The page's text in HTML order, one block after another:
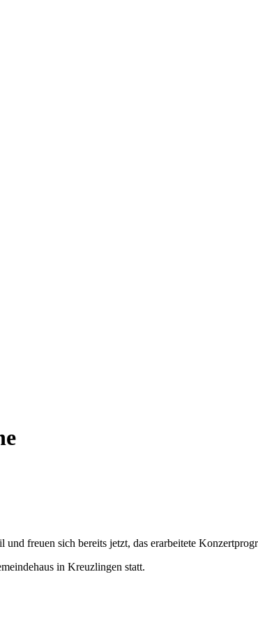
freuen sich bereits jetzt, das erarbeitete
in Kreuzlingen statt.